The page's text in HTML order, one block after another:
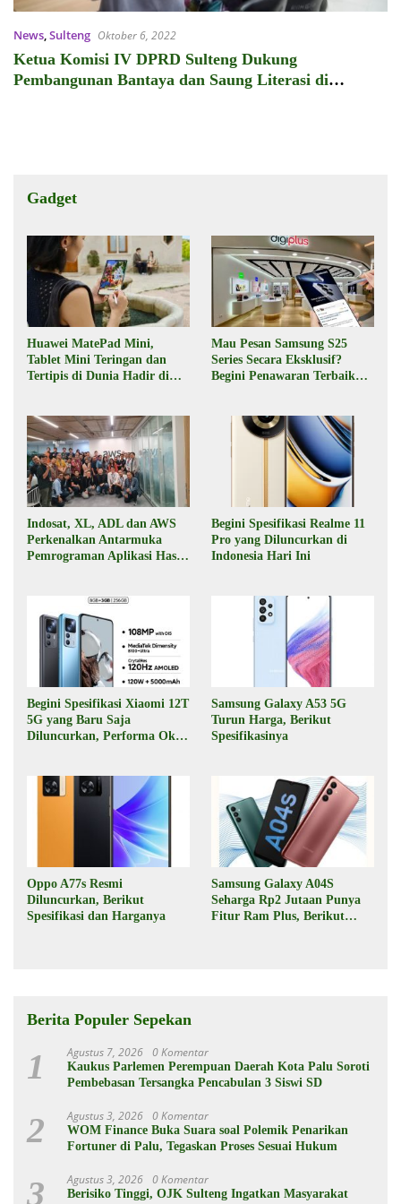
News,Sulteng Oktober 6, 2022
Ketua Komisi IV DPRD Sulteng Dukung
Pembangunan Bantaya dan Saung Literasi di
Gadget
Huawei MatePad Mini,
Tablet Mini Teringan dan
Tertipis di Dunia Hadir di
Mau Pesan Samsung S25
Series Secara Eksklusif?
Begini Penawaran Terbaik
Indosat, XL, ADL dan AWS
Perkenalkan Antarmuka
Pemrograman Aplikasi Hasil
Begini Spesifikasi Realme 11
Pro yang Diluncurkan di
Indonesia Hari Ini
Begini Spesifikasi Xiaomi 12T
5G yang Baru Saja
Diluncurkan, Performa Oke,
Samsung Galaxy A53 5G
Turun Harga, Berikut
Spesifikasinya
Oppo A77s Resmi
Diluncurkan, Berikut
Spesifikasi dan Harganya
Samsung Galaxy A04S
Seharga Rp2 Jutaan Punya
Fitur Ram Plus, Berikut
Berita Populer Sepekan
1 Agustus 7, 2026 0 Komentar
Kaukus Parlemen Perempuan Daerah Kota Palu Soroti
Pembebasan Tersangka Pencabulan 3 Siswi SD
2 Agustus 3, 2026 0 Komentar
WOM Finance Buka Suara soal Polemik Penarikan
Fortuner di Palu, Tegaskan Proses Sesuai Hukum
3 Agustus 3, 2026 0 Komentar
Berisiko Tinggi, OJK Sulteng Ingatkan Masyarakat